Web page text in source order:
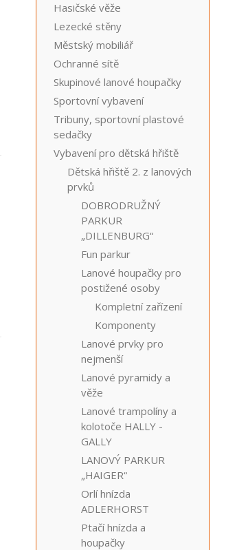
Hasičské věže
Lezecké stěny
Městský mobiliář
Ochranné sítě
Skupinové lanové houpačky
Sportovní vybavení
Tribuny, sportovní plastové
sedačky
Vybavení pro dětská hřiště
Dětská hřiště 2. z lanových
prvků
DOBRODRUŽNÝ
PARKUR
„DILLENBURG“
Fun parkur
Lanové houpačky pro
postižené osoby
Kompletní zařízení
Komponenty
Lanové prvky pro
nejmenší
Lanové pyramidy a
věže
Lanové trampolíny a
kolotoče HALLY -
GALLY
LANOVÝ PARKUR
„HAIGER“
Orlí hnízda
ADLERHORST
Ptačí hnízda a
houpačky